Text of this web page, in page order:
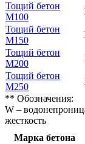
Тощий бетон
М100
Тощий бетон
М150
Тощий бетон
М200
Тощий бетон
М250
** Обозначения:
W –
жесткость
Марка бетона